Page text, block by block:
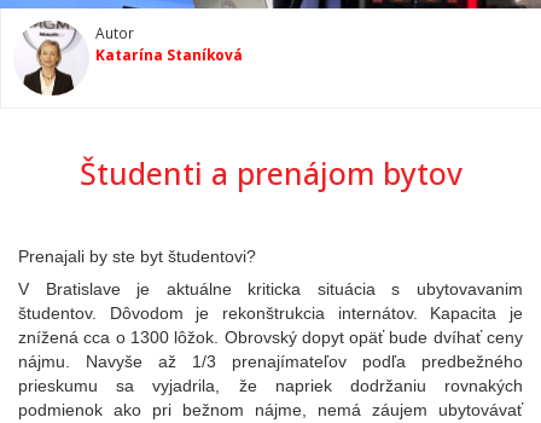
Autor
Katarína Staníková
Študenti a prenájom bytov
Prenajali by ste byt študentovi?
V Bratislave je aktuálne kriticka situácia s ubytovavanim
študentov. Dôvodom je rekonštrukcia internátov. Kapacita je
znížená cca o 1300 lôžok. Obrovský dopyt opäť bude dvíhať ceny
nájmu. Navyše až 1/3 prenajímateľov podľa predbežného
prieskumu sa vyjadrila, že napriek dodržaniu rovnakých
podmienok ako pri bežnom nájme, nemá záujem ubytovávať